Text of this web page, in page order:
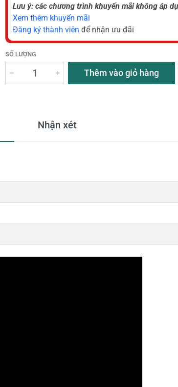
Lưu ý: các chương trình khuyến mãi không áp
Xem thêm khuyến mãi
Đăng ký thành viên để nhận ưu đãi
SỐ LƯỢNG
Thêm vào giỏ hàng
Nhận xét